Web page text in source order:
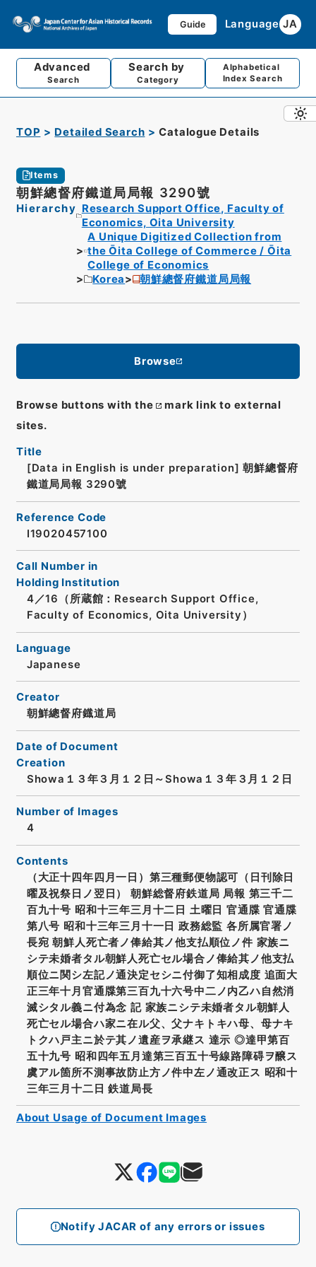
Guide Language JA
Advanced
Search
Search by
Category
Alphabetical
Index Search
TOP Detailed Search Catalogue Details
Items
朝鮮總督府鐵道局局報 3290號
Hierarchy Research Support Office, Faculty of
Economics, Oita University
A Unique Digitized Collection from
the Ōita College of Commerce / Ōita
College of Economics
Korea
朝鮮總督府鐵道局局報
Browse
Browse buttons with the
mark link to external
sites.
Notify JACAR of any errors or issues
Title
[Data in English is under preparation] 朝鮮總督府
鐵道局局報 3290號
Reference Code
I19020457100
Call Number in
Holding Institution
4／16（所蔵館：Research Support Office,
Faculty of Economics, Oita University）
Language
Japanese
Creator
朝鮮總督府鐡道局
Date of Document
Creation
Showa１３年３月１２日～Showa１３年３月１２日
Number of Images
4
Contents
（大正十四年四月一日）第三種郵便物認可（日刊除日
曜及祝祭日ノ翌日） 朝鮮総督府鉄道局 局報 第三千二
百九十号 昭和十三年三月十二日 土曜日 官通牒 官通牒
第八号 昭和十三年三月十一日 政務総監 各所属官署ノ
長宛 朝鮮人死亡者ノ俸給其ノ他支払順位ノ件 家族ニ
シテ未婚者タル朝鮮人死亡セル場合ノ俸給其ノ他支払
順位ニ関シ左記ノ通決定セシニ付御了知相成度 追面大
正三年十月官通牒第三百九十六号中二ノ内乙ハ自然消
滅シタル義ニ付為念 記 家族ニシテ未婚者タル朝鮮人
死亡セル場合ハ家ニ在ル父、父ナキトキハ母、母ナキ
トクハ戸主ニ於テ其ノ遺産ヲ承継ス 達示 ◎達甲第百
五十九号 昭和四年五月達第三百五十号線路障碍ヲ醸ス
虞アル箇所不測事故防止方ノ件中左ノ通改正ス 昭和十
三年三月十二日 鉄道局長
About Usage of Document Images